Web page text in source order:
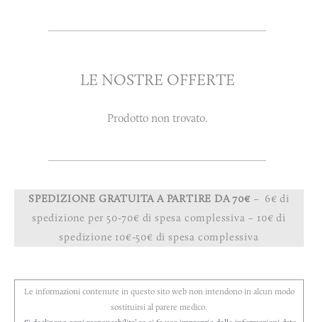
LE NOSTRE OFFERTE
Prodotto non trovato.
SPEDIZIONE GRATUITA A PARTIRE DA 70€ – 6€ di
spedizione per 50-70€ di spesa complessiva – 10€ di
spedizione 10€-50€ di spesa complessiva
Le informazioni contenute in questo sito web non intendono in alcun modo
sostituirsi al parere medico.